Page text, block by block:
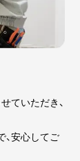
ていただき、
、安心してご